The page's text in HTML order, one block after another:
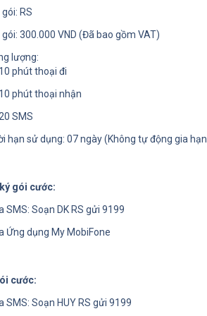
RS
gói: 300.000 VND (Đã bao gồm VAT)
lượng:
10 phút thoại đi
10 phút thoại nhận
20 SMS
hạn sử dụng: 07 ngày (Không tự động gia
gói cước:
SMS: Soạn DK RS gửi 9199
Ứng dụng My MobiFone
cước:
SMS: Soạn HUY RS gửi 9199